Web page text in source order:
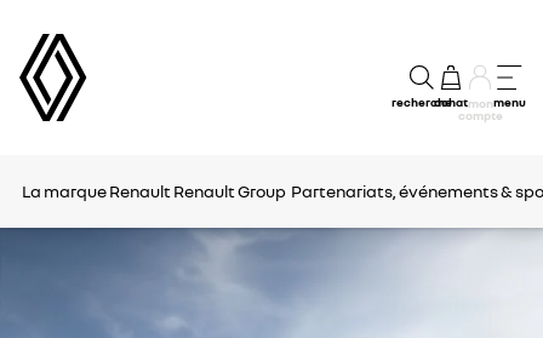
rechercheachatmon
compte
menu
La marque Renault Renault Group Partenariats, événements &